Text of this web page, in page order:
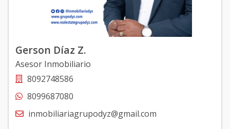
Gerson Díaz Z.
Asesor Inmobiliario
8092748586
8099687080
inmobiliariagrupodyz@gmail.com